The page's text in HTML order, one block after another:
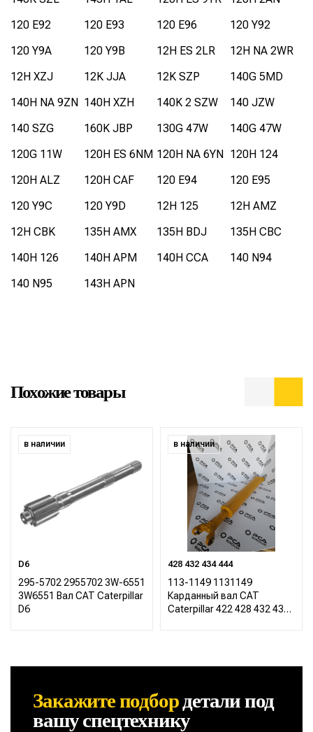
120 E92
120 E93 120 E96
120 Y92
120 Y9A
120 Y9B 12H ES 2LR
12H NA 2WR
12H XZJ
12K JJA 12K SZP
140G 5MD
140H NA 9ZN 140H XZH 140K 2 SZW
140 JZW
140 SZG
160K JBP 130G 47W
140G 47W
120G 11W
120H ES 6NM 120H NA 6YN 120H 124
120H ALZ
120H CAF 120 E94
120 E95
120 Y9C
120 Y9D 12H 125
12H AMZ
12H CBK
135H AMX 135H BDJ
135H CBC
140H 126
140H APM 140H CCA
140 N94
140 N95
143H APN
Похожие товары
в наличии
D6
295-5702 2955702 3W-6551
3W6551 Вал CAT Caterpillar
D6
в наличии
428 432 434 444
113-1149 1131149
Карданный вал CAT
Caterpillar 422 428 432 434
Закажите подбордеталипод
вашу спецтехнику